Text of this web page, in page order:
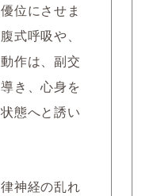
位にさせま
式呼吸や、
作は、副交
き、心身を
態へと誘い
神経の乱れ